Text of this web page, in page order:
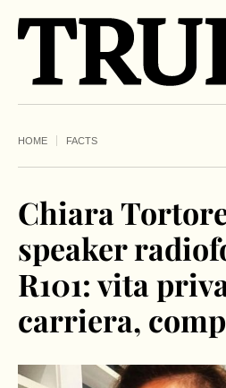
HOME FACTS
Chiara
speaker
R101: vita
carriera,